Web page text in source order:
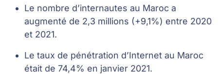
Le nombre d’internautes au Maroc a
augmenté de 2,3 millions (+9,1%) entre 2020
et 2021.
Le taux de pénétration d’Internet au Maroc
était de 74,4% en janvier 2021.